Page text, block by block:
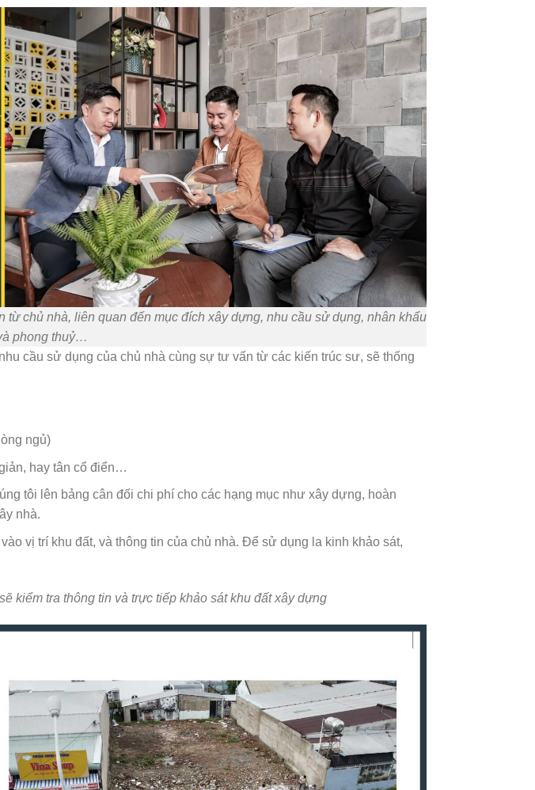
chủ nhà, liên quan đến mục đích xây dựng, nhu cầu sử dụng, nhân khẩu
phong thuỷ…
cầu sử dụng của chủ nhà cùng sự tư vấn từ các kiến trúc sư, sẽ thống
ngủ)
hay tân cổ điển…
tôi lên bảng cân đối chi phí cho các hạng mục như xây dựng, hoàn
nhà.
vị trí khu đất, và thông tin của chủ nhà. Để sử dụng la kinh khảo sát,
kiểm tra thông tin và trực tiếp khảo sát khu đất xây dựng